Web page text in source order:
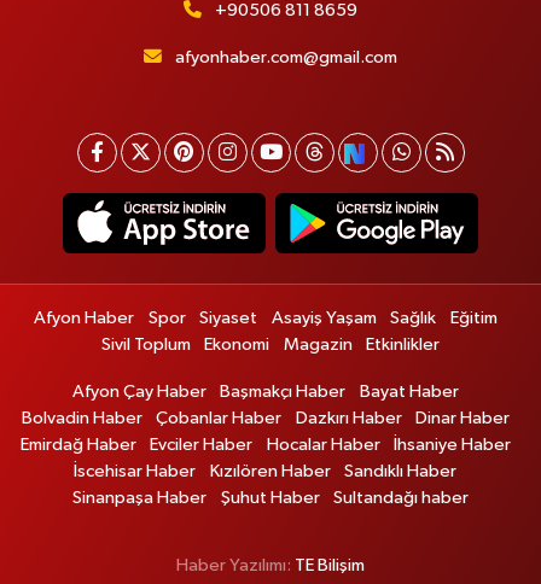
+90506 811 8659
afyonhaber.com@gmail.com
Afyon Haber Spor Siyaset Asayiş Yaşam Sağlık
Eğitim
Sivil Toplum
Ekonomi Magazin Etkinlikler
Afyon Çay Haber Başmakçı Haber
Bayat Haber
Bolvadin Haber
Çobanlar Haber Dazkırı Haber
Dinar Haber
Emirdağ Haber
Evciler Haber Hocalar Haber
İhsaniye Haber
İscehisar Haber
Kızılören Haber
Sandıklı Haber
Sinanpaşa Haber
Şuhut Haber Sultandağı haber
Haber Yazılımı: TE Bilişim